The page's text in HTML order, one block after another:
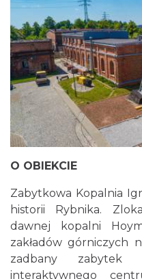
O OBIEKCIE
Zabytkowa Kopalnia
historii Rybnika.
dawnej kopalni
zakładów górniczych
zadbany zabytek
interaktywnego